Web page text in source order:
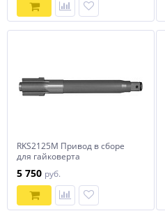
RKS2125M Привод в сборе
для гайковерта
5 750 руб.